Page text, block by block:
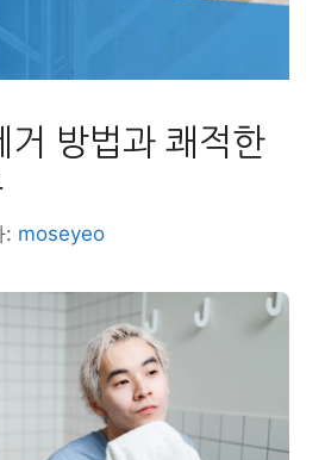
거 방법과 쾌적한
: moseyeo